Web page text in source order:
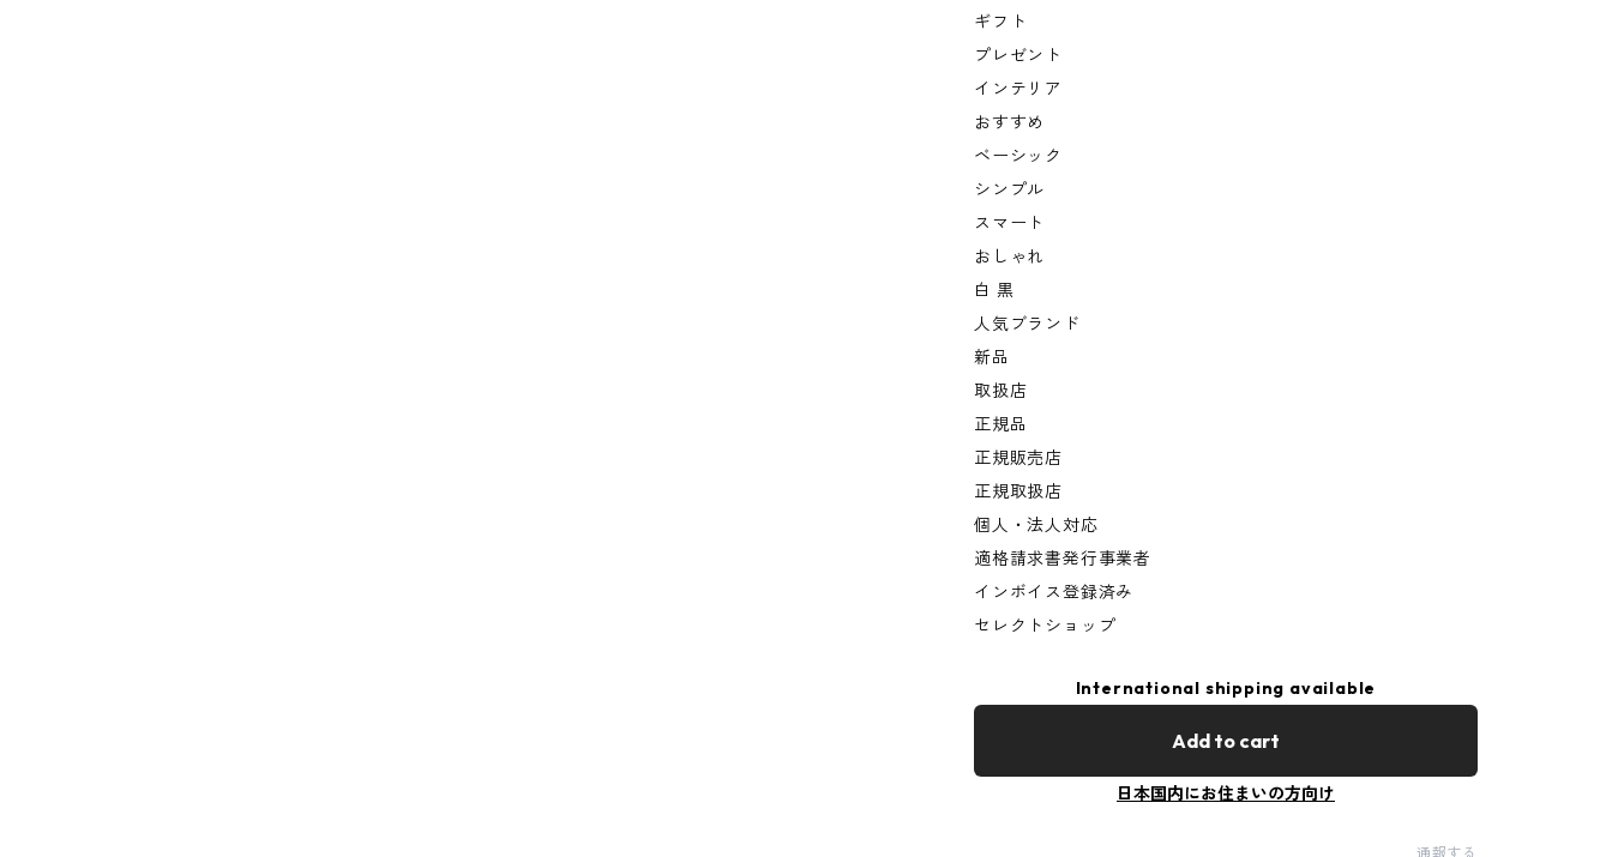
ギフト
プレゼント
インテリア
おすすめ
ベーシック
シンプル
スマート
おしゃれ
白 黒
人気ブランド
新品
取扱店
正規品
正規販売店
正規取扱店
個人・法人対応
適格請求書発行事業者
インボイス登録済み
セレクトショップ
International shipping available
Add to cart
日本国内にお住まいの方向け
通報する